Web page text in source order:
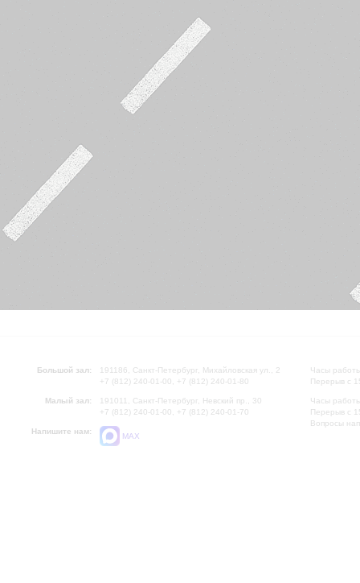
Большой зал:
191186, Санкт-Петербург, Михайловская ул., 2
+7 (812) 240-01-00, +7 (812) 240-01-80
Малый зал:
191011, Санкт-Петербург, Невский пр., 30
+7 (812) 240-01-00, +7 (812) 240-01-70
Напишите нам:
MAX
Часы
Перерыв с
Часы
Перерыв с
Вопросы